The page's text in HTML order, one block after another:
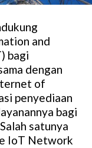
and
bagi
dengan
of
penyediaan
bagi
satunya
IoT Network